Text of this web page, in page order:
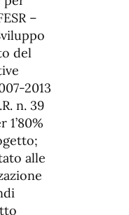
–
del
2013
n. 39
alle